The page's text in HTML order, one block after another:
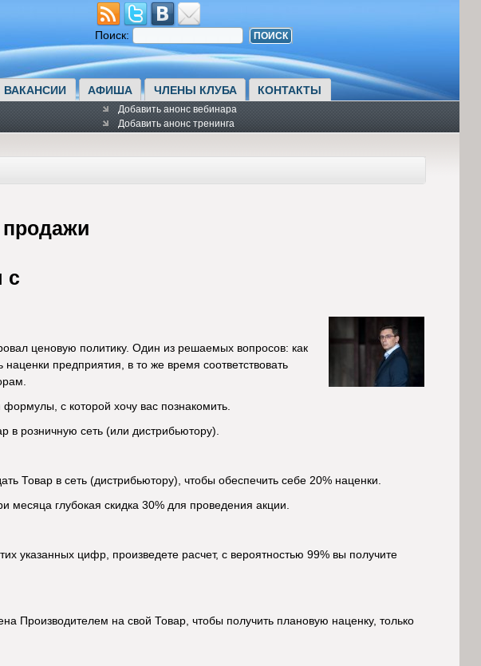
Поиск:
ВАКАНСИИ АФИША ЧЛЕНЫ КЛУБА КОНТАКТЫ
Добавить анонс вебинара
Добавить анонс тренинга
продажи
с
ценовую политику. Один из решаемых вопросов: как
предприятия, в то же время соответствовать
с которой хочу вас познакомить.
в розничную сеть (или дистрибьютору).
Товар в сеть (дистрибьютору), чтобы обеспечить себе 20% наценки.
месяца глубокая скидка 30% для проведения акции.
указанных цифр, произведете расчет, с вероятностью 99% вы получите
Производителем на свой Товар, чтобы получить плановую наценку, только